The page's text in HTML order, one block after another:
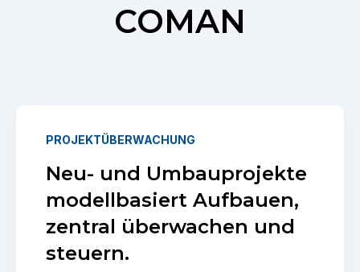
COMAN
PROJEKTÜBERWACHUNG
Neu- und Umbauprojekte
modellbasiert Aufbauen,
zentral überwachen und
steuern.